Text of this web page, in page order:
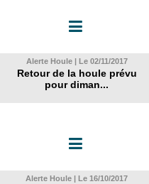
Alerte Houle | Le 02/11/2017
Retour de la houle prévu
pour diman...
Alerte Houle | Le 16/10/2017